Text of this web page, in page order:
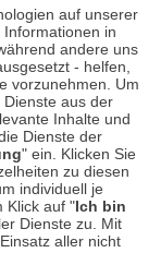
auf unserer
in
andere uns
- helfen,
vorzunehmen. Um
aus der
Inhalte und
Dienste der
" ein. Klicken Sie
zu diesen
individuell je
Klick auf "Ich bin
Dienste zu. Mit
aller nicht
Uhr